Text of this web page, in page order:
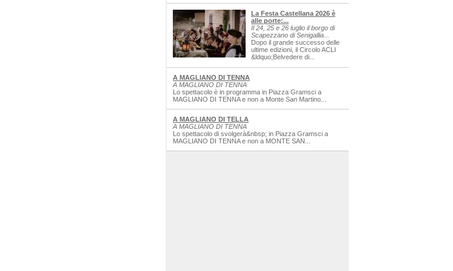
La Festa Castellana 2026 è
alle porte:...
Il 24, 25 e 26 luglio il borgo di
Scapezzano di Senigallia...
Dopo il grande successo delle
ultime edizioni, il Circolo ACLI
&ldquo;Belvedere di...
A MAGLIANO DI TENNA
A MAGLIANO DI TENNA
Lo spettacolo è in programma in Piazza Gramsci a
MAGLIANO DI TENNA e non a Monte San Martino...
A MAGLIANO DI TELLA
A MAGLIANO DI TENNA
Lo spettacolo di svolgerà&nbsp; in Piazza Gramsci a
MAGLIANO DI TENNA e non a MONTE SAN...